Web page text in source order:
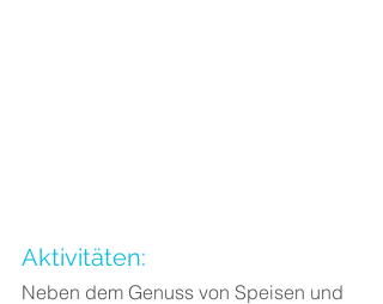
Aktivitäten:
Neben dem Genuss von Speisen und